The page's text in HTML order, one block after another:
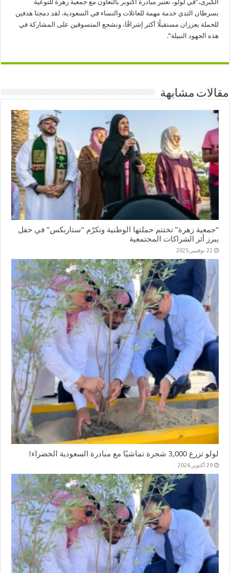
الكبرى،”في لولو، نعتبر مبادرة أكتوبر بالتعاون مع جمعية زهرة للتوعية
بسرطان الثدي خدمة مهمة للعائلات والنساء في السعودية. لقد دمجنا هدفين
للحملة يعززان مستقبلًا أكثر إشراقًا، ونشجع المتسوقين على المشاركة في
هذه الجهود النبيلة”.
مقالات مشابهة
“جمعية زهرة” تختتم حملتها الوطنية وتكرّم “ستاربكس” في حفل
يبرز أثر الشراكات المجتمعية
22 نوفمبر,2025
لولو تزرع 3,000 شجرة تماشيًا مع مبادرة السعودية الخضراء!
29 أكتوبر,2024